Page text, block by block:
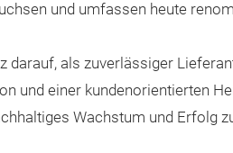
und umfassen heute
darauf, als zuverlässiger
und einer kundenorientierten
Wachstum und Erfolg